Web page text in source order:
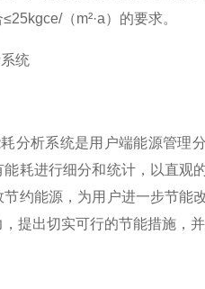
（m²·a）的要求。
统
分析系统是用户端能源管理
耗进行细分和统计，以直观
约能源，为用户进一步节能
提出切实可行的节能措施，